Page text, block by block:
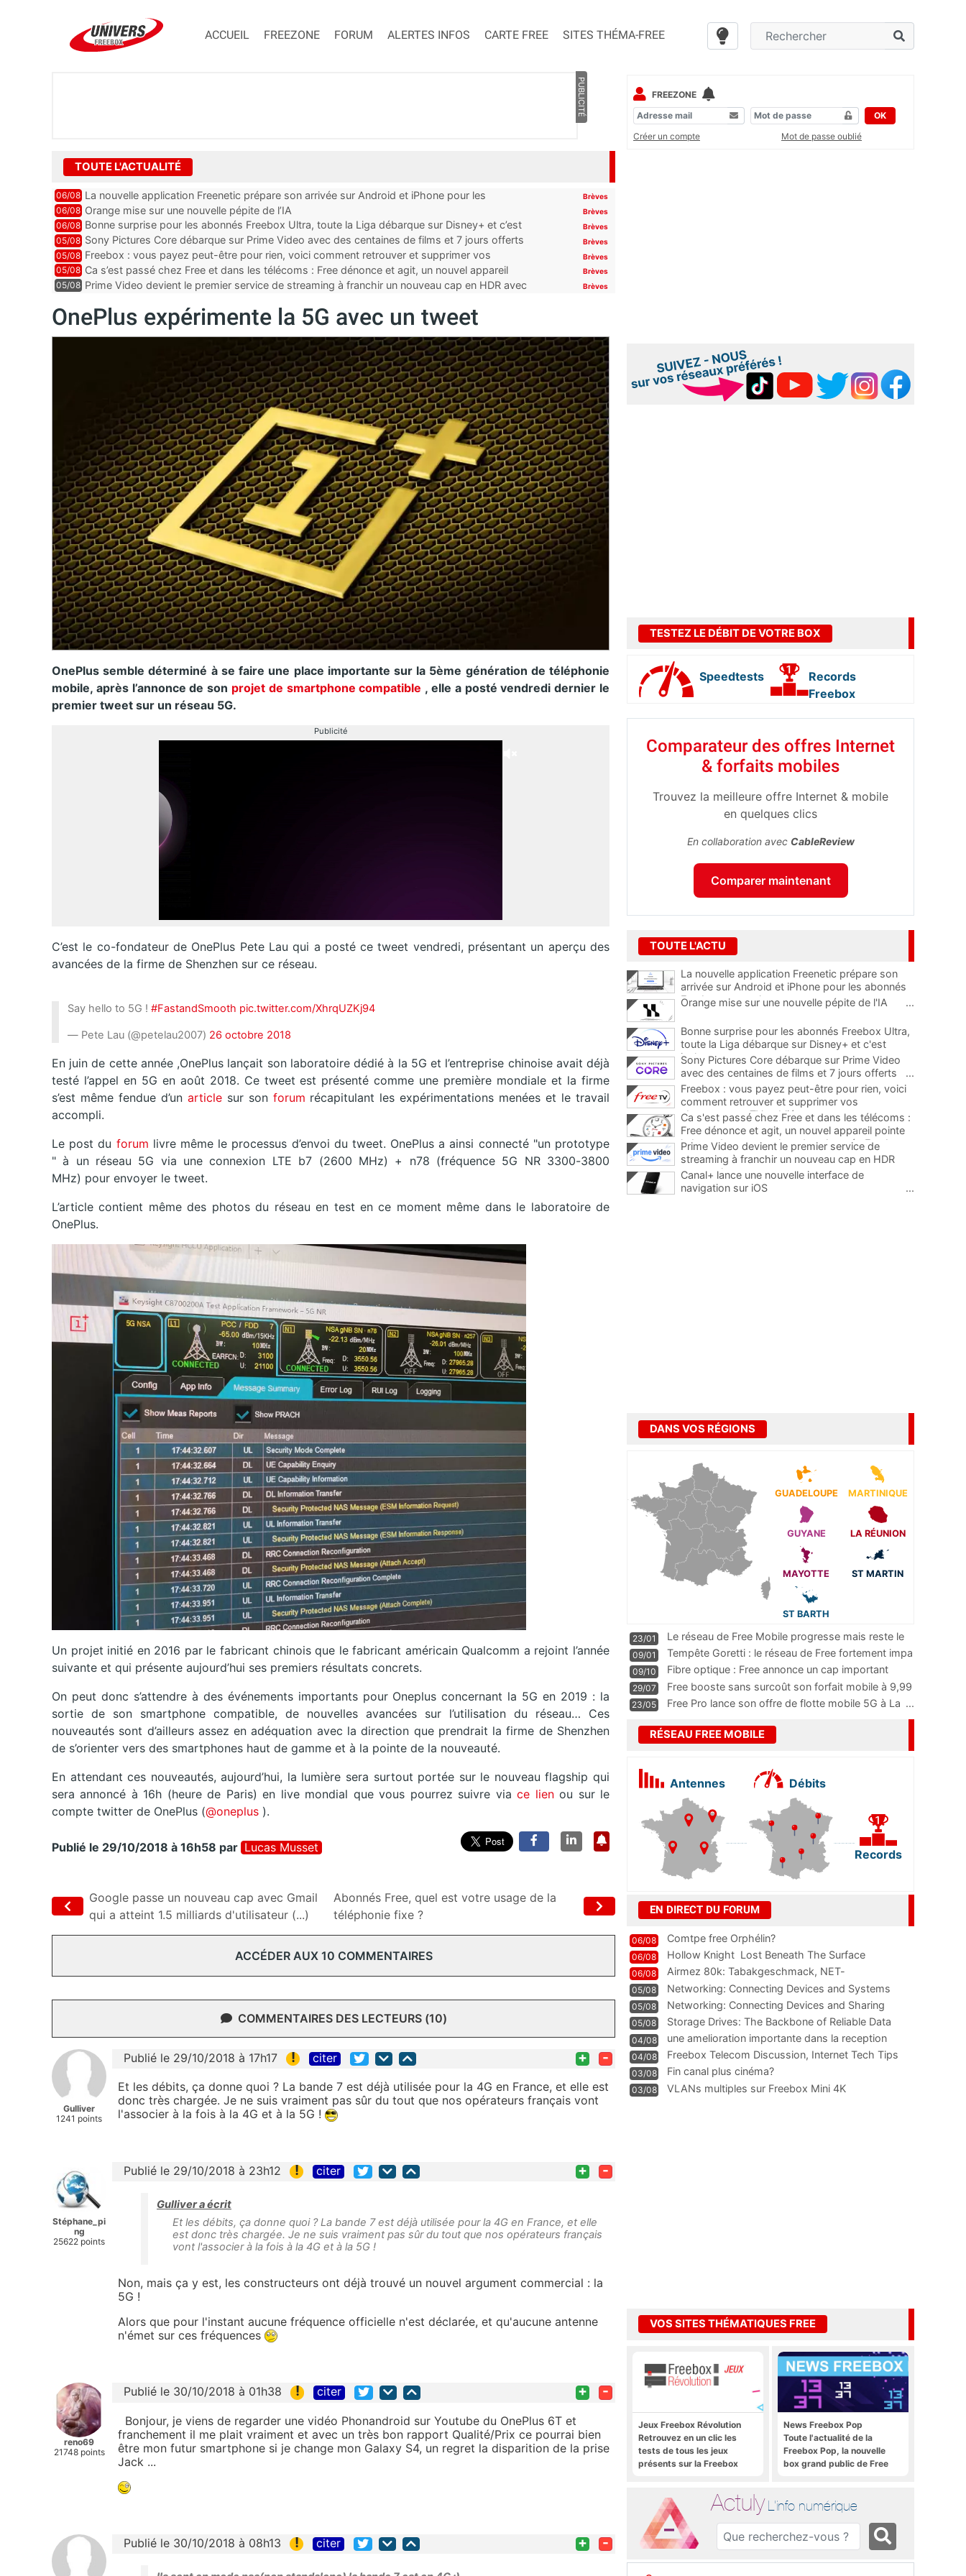
ACCUEIL FREEZONE FORUM ALERTES INFOS CARTE FREE SITES THÉMA-FREE
PUBLICITÉ
TOUTE L'ACTUALITÉ
06/08 La nouvelle application Freenetic prépare son arrivée sur Android et iPhone pour les
abonnés Freebox, testez la
Brèves
06/08 Orange mise sur une nouvelle pépite de l’IA Brèves
06/08 Bonne surprise pour les abonnés Freebox Ultra, toute la Liga débarque sur Disney+ et c’est
inclus
Brèves
05/08 Sony Pictures Core débarque sur Prime Video avec des centaines de films et 7 jours offerts Brèves
05/08 Freebox : vous payez peut-être pour rien, voici comment retrouver et supprimer vos
abonnements TV oubliés
Brèves
05/08 Ca s’est passé chez Free et dans les télécoms : Free dénonce et agit, un nouvel appareil
pointe le bout de...
Brèves
05/08 Prime Video devient le premier service de streaming à franchir un nouveau cap en HDR avec
Brèves
OnePlus expérimente la 5G avec un tweet
OnePlus semble déterminé à se faire une place importante sur la 5ème génération de téléphonie
mobile, après l’annonce de son projet de smartphone compatible , elle a posté vendredi dernier le
premier tweet sur un réseau 5G.
Publicité
C’est le co-fondateur de OnePlus Pete Lau qui a posté ce tweet vendredi, présentant un aperçu des
avancées de la firme de Shenzhen sur ce réseau.
Say hello to 5G ! #FastandSmooth pic.twitter.com/XhrqUZKj94
— Pete Lau (@petelau2007) 26 octobre 2018
En juin de cette année ,OnePlus lançait son laboratoire dédié à la 5G et l’entreprise chinoise avait déjà
testé l’appel en 5G en août 2018. Ce tweet est présenté comme une première mondiale et la firme
s’est même fendue d’un articlesur sonforum récapitulant les expérimentations menées et le travail
accompli.
Le post du forum livre même le processus d’envoi du tweet. OnePlus a ainsi connecté "un prototype
" à un réseau 5G via une connexion LTE b7 (2600 MHz) + n78 (fréquence 5G NR 3300-3800
MHz) pour envoyer le tweet.
L’article contient même des photos du réseau en test en ce moment même dans le laboratoire de
OnePlus.
Un projet initié en 2016 par le fabricant chinois que le fabricant américain Qualcomm a rejoint l’année
suivante et qui présente aujourd’hui ses premiers résultats concrets.
On peut donc s’attendre à des événements importants pour Oneplus concernant la 5G en 2019 : la
sortie de son smartphone compatible, de nouvelles avancées sur l’utilisation du réseau… Ces
nouveautés sont d’ailleurs assez en adéquation avec la direction que prendrait la firme de Shenzhen
de s’orienter vers des smartphones haut de gamme et à la pointe de la nouveauté.
En attendant ces nouveautés, aujourd’hui, la lumière sera surtout portée sur le nouveau flagship qui
sera annoncé à 16h (heure de Paris) en live mondial que vous pourrez suivre viace lienou sur le
compte twitter de OnePlus (@oneplus ).
Publié le 29/10/2018 à 16h58 par Lucas Musset
Google passe un nouveau cap avec Gmail
qui a atteint 1.5 milliards d'utilisateur (...)
Abonnés Free, quel est votre usage de la
téléphonie fixe ?
ACCÉDER AUX 10 COMMENTAIRES
COMMENTAIRES DES LECTEURS (10)
Gulliver
1241 points
Publié le 29/10/2018 à 17h17 ! citer + -
Et les débits, ça donne quoi ? La bande 7 est déjà utilisée pour la 4G en France, et elle est
donc très chargée. Je ne suis vraiment pas sûr du tout que nos opérateurs français vont
l'associer à la fois à la 4G et à la 5G !
Stéphane_pi
ng
25622 points
Publié le 29/10/2018 à 23h12 ! citer + -
Gulliver a écrit
Et les débits, ça donne quoi ? La bande 7 est déjà utilisée pour la 4G en France, et elle
est donc très chargée. Je ne suis vraiment pas sûr du tout que nos opérateurs français
vont l'associer à la fois à la 4G et à la 5G !
Non, mais ça y est, les constructeurs ont déjà trouvé un nouvel argument commercial : la
5G !
Alors que pour l'instant aucune fréquence officielle n'est déclarée, et qu'aucune antenne
n'émet sur ces fréquences
reno69
21748 points
Publié le 30/10/2018 à 01h38 ! citer + -
Bonjour, je viens de regarder une vidéo Phonandroid sur Youtube du OnePlus 6T et
franchement il me plait vraiment et avec un très bon rapport Qualité/Prix ce pourrai bien
être mon futur smartphone si je change mon Galaxy S4, un regret la disparition de la prise
Jack ...
Publié le 30/10/2018 à 08h13 ! citer + -
FREEZONE
OK
Créer un compte
Mot de passe oublié
TESTEZ LE DÉBIT DE VOTRE BOX
Speedtests
Records
Freebox
Comparateur des offres Internet
& forfaits mobiles
Trouvez la meilleure offre Internet & mobile
en quelques clics
En collaboration avec CableReview
Comparer maintenant
TOUTE L'ACTU
La nouvelle application Freenetic prépare son
arrivée sur Android et iPhone pour les abonnés
Freebox, testez la
Orange mise sur une nouvelle pépite de l'IA ...
Bonne surprise pour les abonnés Freebox Ultra,
toute la Liga débarque sur Disney+ et c'est
inclus
Sony Pictures Core débarque sur Prime Video
avec des centaines de films et 7 jours offerts
...
Freebox : vous payez peut-être pour rien, voici
comment retrouver et supprimer vos
abonnements TV oubliés
...
Ca s'est passé chez Free et dans les télécoms :
Free dénonce et agit, un nouvel appareil pointe
le bout de son nez chez des abonnés Freebox...
Prime Video devient le premier service de
streaming à franchir un nouveau cap en HDR
avec ce lancement
Canal+ lance une nouvelle interface de
navigation sur iOS
...
DANS VOS RÉGIONS
GUADELOUPE MARTINIQUE
GUYANE LA RÉUNION
MAYOTTE ST MARTIN
ST BARTH
23/01
Le réseau de Free Mobile progresse mais reste le
m
...
09/01
Tempête Goretti : le réseau de Free fortement impa
09/10
Fibre optique : Free annonce un cap important
pass
...
29/07
Free booste sans surcoût son forfait mobile à 9,99
23/05 Free Pro lance son offre de flotte mobile 5G à La ...
RÉSEAU FREE MOBILE
Antennes Débits
Records
EN DIRECT DU FORUM
06/08 Comtpe free Orphélin?
06/08 Hollow Knight  Lost Beneath The Surface
06/08
Airmez 80k: Tabakgeschmack, NET-
Technologie und Leistung im
05/08 Networking: Connecting Devices and Systems
05/08
Networking: Connecting Devices and Sharing
Information
05/08
Storage Drives: The Backbone of Reliable Data
Management
04/08
une amelioration importante dans la reception
WIFI
04/08
Freebox Telecom Discussion, Internet Tech Tips
Communi
03/08 Fin canal plus cinéma?
03/08 VLANs multiples sur Freebox Mini 4K
VOS SITES THÉMATIQUES FREE
Jeux Freebox Révolution
Retrouvez en un clic les
tests de tous les jeux
présents sur la Freebox
News Freebox Pop
Toute l'actualité de la
Freebox Pop, la nouvelle
box grand public de Free
Actuly L'info numérique